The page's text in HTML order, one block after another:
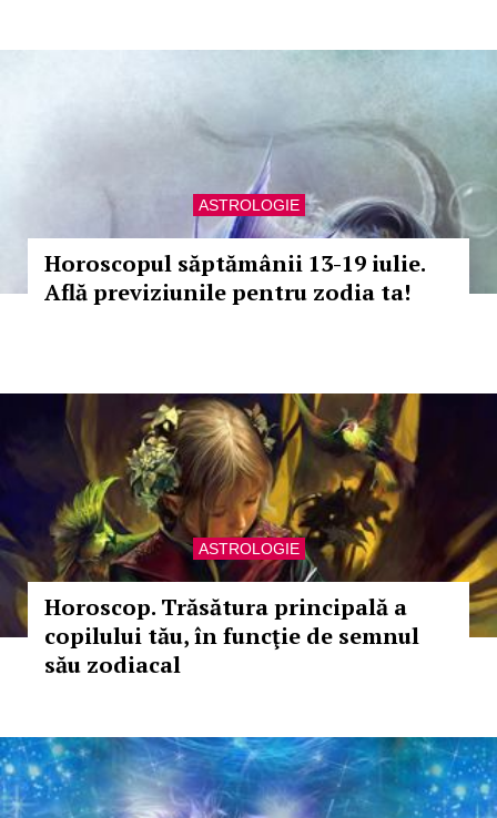
ASTROLOGIE
Horoscopul săptămânii 13-19 iulie.
Află previziunile pentru zodia ta!
ASTROLOGIE
Horoscop. Trăsătura principală a
copilului tău, în funcţie de semnul
său zodiacal